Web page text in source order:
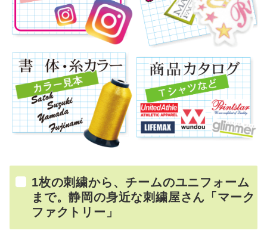
1枚の刺繍から、チームのユニフォーム
まで。静岡の身近な刺繍屋さん「マーク
ファクトリー」